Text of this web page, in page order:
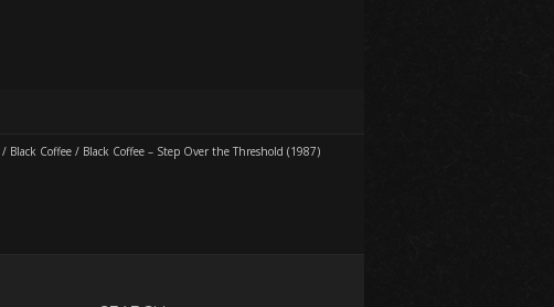
/ Black Coffee / Black Coffee – Step Over the Threshold (1987)